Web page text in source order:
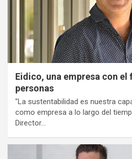
Eidico, una empresa con el
personas
"La sustentabilidad es nuestra
como empresa a lo largo del
Director…